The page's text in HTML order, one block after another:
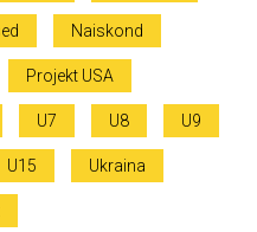
Naiskond
Projekt USA
U7 U8 U9
U15 Ukraina